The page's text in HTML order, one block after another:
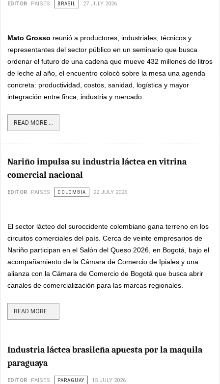
EDITOR PAISES BRASIL 27 JULY 2026
Mato Grosso reunió a productores, industriales, técnicos y
representantes del sector público en un seminario que busca
ordenar el futuro de una cadena que mueve 432 millones de litros
de leche al año, el encuentro colocó sobre la mesa una agenda
concreta: productividad, costos, sanidad, logística y mayor
integración entre finca, industria y mercado.
READ MORE ...
Nariño impulsa su industria láctea en vitrina
comercial nacional
EDITOR PAISES COLOMBIA 22 JULY 2026
El sector lácteo del suroccidente colombiano gana terreno en los
circuitos comerciales del país. Cerca de veinte empresarios de
Nariño participan en el Salón del Queso 2026, en Bogotá, bajo el
acompañamiento de la Cámara de Comercio de Ipiales y una
alianza con la Cámara de Comercio de Bogotá que busca abrir
canales de comercialización para las marcas regionales.
READ MORE ...
Industria láctea brasileña apuesta por la maquila
paraguaya
EDITOR PAISES PARAGUAY 15 JULY 2026